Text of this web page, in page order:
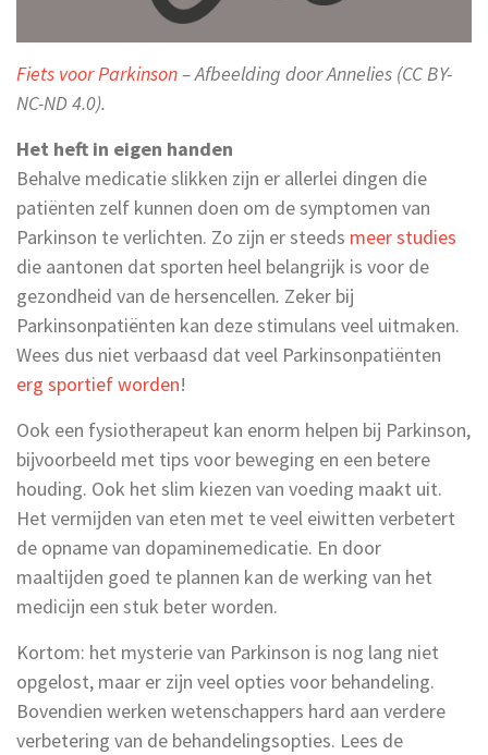
Fiets voor Parkinson– Afbeelding door Annelies (CC BY-
NC-ND 4.0).
Het heft in eigen handen
Behalve medicatie slikken zijn er allerlei dingen die
patiënten zelf kunnen doen om de symptomen van
Parkinson te verlichten. Zo zijn er steeds meer studies
die aantonen dat sporten heel belangrijk is voor de
gezondheid van de hersencellen. Zeker bij
Parkinsonpatiënten kan deze stimulans veel uitmaken.
Wees dus niet verbaasd dat veel Parkinsonpatiënten
erg sportief worden!
Ook een fysiotherapeut kan enorm helpen bij Parkinson,
bijvoorbeeld met tips voor beweging en een betere
houding. Ook het slim kiezen van voeding maakt uit.
Het vermijden van eten met te veel eiwitten verbetert
de opname van dopaminemedicatie. En door
maaltijden goed te plannen kan de werking van het
medicijn een stuk beter worden.
Kortom: het mysterie van Parkinson is nog lang niet
opgelost, maar er zijn veel opties voor behandeling.
Bovendien werken wetenschappers hard aan verdere
verbetering van de behandelingsopties. Lees de